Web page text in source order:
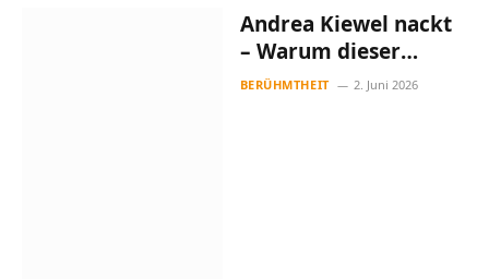
Andrea Kiewel nackt
– Warum dieser
Suchbegriff nichts
BERÜHMTHEIT 2. Juni 2026